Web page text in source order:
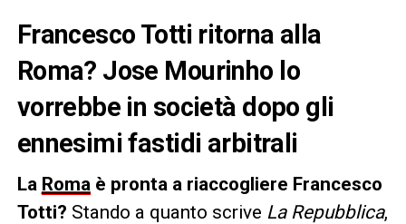
Francesco Totti ritorna alla
Roma? Jose Mourinho lo
vorrebbe in società dopo gli
ennesimi fastidi arbitrali
La Roma è pronta a riaccogliere Francesco
Totti? Stando a quanto scrive La Repubblica,